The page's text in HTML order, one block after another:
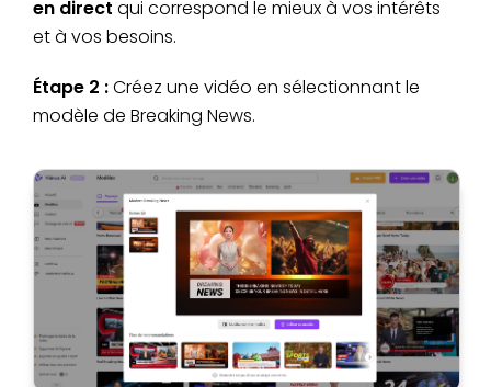
en direct qui correspond le mieux à vos intérêts
et à vos besoins.
Étape 2 :Créez une vidéo en sélectionnant le
modèle de Breaking News.